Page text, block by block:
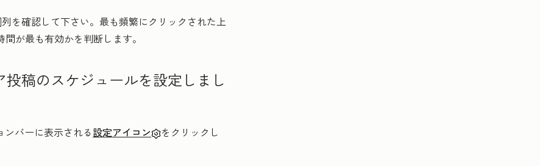
]列を確認して下さい。最も頻繁にクリックされた上
が最も有効かを判断します。
稿のスケジュールを設定しまし
バーに表示される設定アイコン
をクリックし